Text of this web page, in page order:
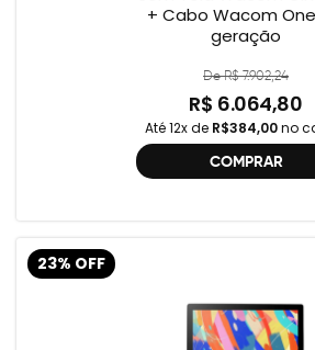
+ Cabo Wacom One
geração
De R$ 7.902,24
R$ 6.064,80
Até 12x de R$384,00no
COMPRAR
23% OFF